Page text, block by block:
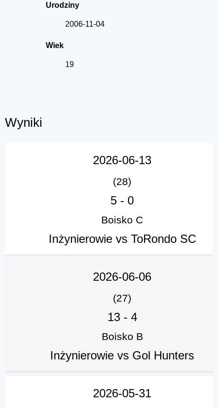
Urodziny
2006-11-04
Wiek
19
Wyniki
2026-06-13
(28)
5 - 0
Boisko C
Inżynierowie vs ToRondo SC
2026-06-06
(27)
13- 4
Boisko B
Inżynierowie vs Gol Hunters
2026-05-31